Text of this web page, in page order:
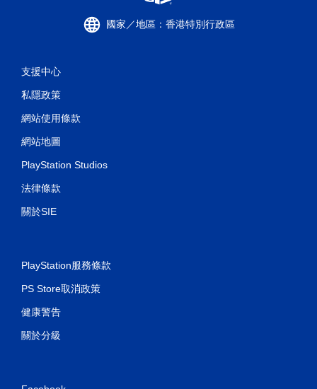
國家／地區：香港特別行政區
支援中心
私隱政策
網站使用條款
網站地圖
PlayStation Studios
法律條款
關於SIE
PlayStation服務條款
PS Store取消政策
健康警告
關於分級